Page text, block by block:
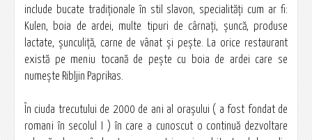
include bucate tradiţionale în stil slavon, specialităţi cum ar fi:
Kulen, boia de ardei, multe tipuri de cârnaţi, şuncă, produse
lactate, șunculiță, carne de vânat şi peşte. La orice restaurant
există pe meniu tocană de peşte cu boia de ardei care se
numeşte Ribljin Paprikas.
În ciuda trecutului de 2000 de ani al oraşului ( a fost fondat de
romani în secolul I ) în care a cunoscut o continuă dezvoltare